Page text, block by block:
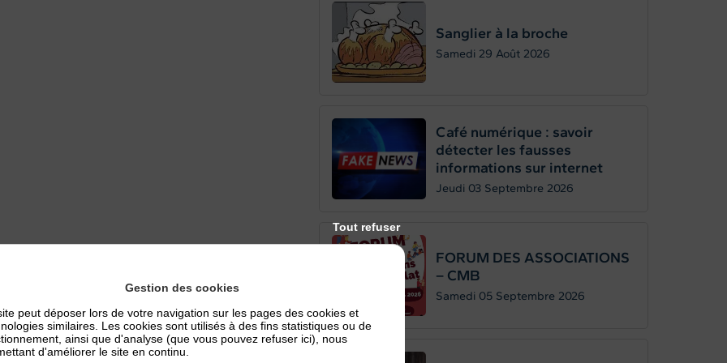
Sanglier à la broche
Samedi 29 Août 2026
Café numérique : savoir
détecter les fausses
informations sur internet
Jeudi 03 Septembre 2026
FORUM DES ASSOCIATIONS
– CMB
Samedi 05 Septembre 2026
Gestion des cookies
peut déposer lors de votre navigation sur les pages des cookies et
similaires. Les cookies sont utilisés à des fins statistiques ou de
ainsi que d'analyse (que vous pouvez refuser ici), nous
d'améliorer le site en continu.
Tout refuser